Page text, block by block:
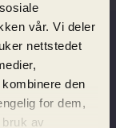
vår. Vi deler
nettstedet
den
for dem,
av
vi
fra